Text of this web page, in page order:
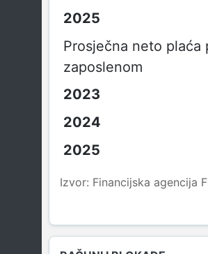
Prosječna neto plaća
zaposlenom
Izvor: Financijska agencija